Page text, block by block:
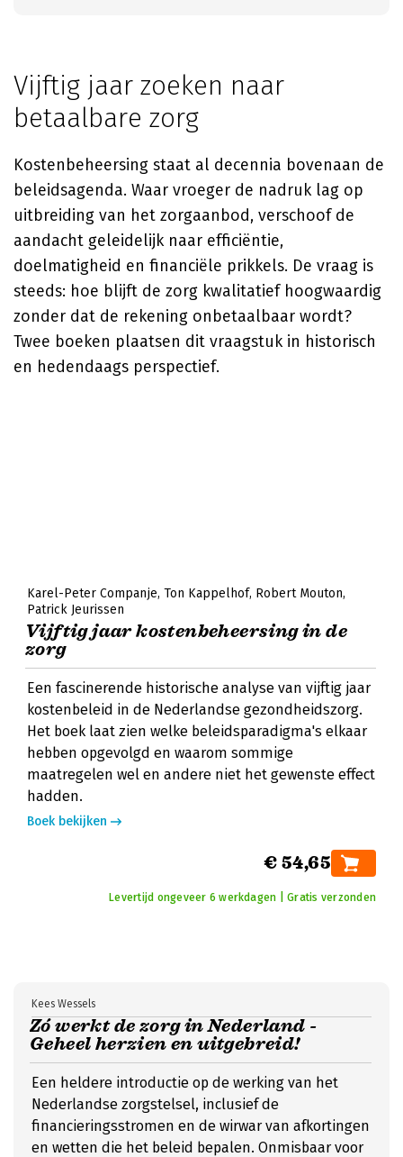
Vijftig jaar zoeken naar
betaalbare zorg
Kostenbeheersing staat al decennia bovenaan de
beleidsagenda. Waar vroeger de nadruk lag op
uitbreiding van het zorgaanbod, verschoof de
aandacht geleidelijk naar efficiëntie,
doelmatigheid en financiële prikkels. De vraag is
steeds: hoe blijft de zorg kwalitatief hoogwaardig
zonder dat de rekening onbetaalbaar wordt?
Twee boeken plaatsen dit vraagstuk in historisch
en hedendaags perspectief.
Karel-Peter Companje Ton Kappelhof Robert Mouton
Patrick Jeurissen
Vijftig jaar kostenbeheersing in de
zorg
Een fascinerende historische analyse van vijftig jaar
kostenbeleid in de Nederlandse gezondheidszorg.
Het boek laat zien welke beleidsparadigma's elkaar
hebben opgevolgd en waarom sommige
maatregelen wel en andere niet het gewenste effect
hadden.
Boek bekijken
€ 54,65
Levertijd ongeveer 6 werkdagen | Gratis verzonden
Zó werkt de zorg in Nederland -
Geheel herzien en uitgebreid!
Kees Wessels
Een heldere introductie op de werking van het
Nederlandse zorgstelsel, inclusief de
financieringsstromen en de wirwar van afkortingen
en wetten die het beleid bepalen. Onmisbaar voor